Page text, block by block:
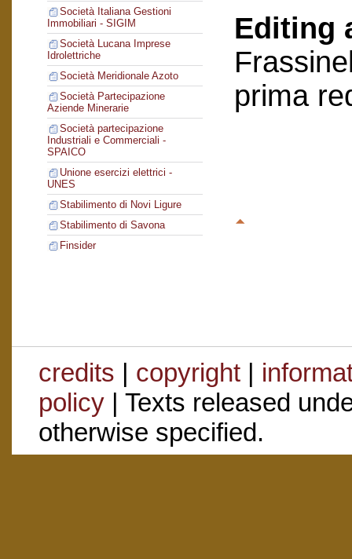
Società Italiana Gestioni
Immobiliari - SIGIM
Società Lucana Imprese
Idrolettriche
Società Meridionale Azoto
Società Partecipazione
Aziende Minerarie
Società partecipazione
Industriali e Commerciali -
SPAICO
Unione esercizi elettrici -
UNES
Stabilimento di Novi Ligure
Stabilimento di Savona
Finsider
Editing
prima
credits | copyright|
policy| Texts released
otherwise specified.